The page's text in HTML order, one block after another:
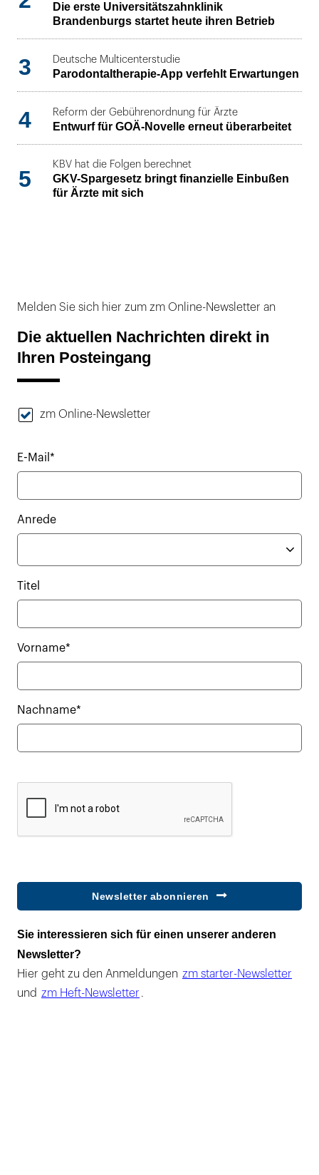
Die erste Universitätszahnklinik
Brandenburgs startet heute ihren Betrieb
3 Deutsche Multicenterstudie
Parodontaltherapie-App verfehlt Erwartungen
4 Reform der Gebührenordnung für Ärzte
Entwurf für GOÄ-Novelle erneut überarbeitet
5
KBV hat die Folgen berechnet
GKV-Spargesetz bringt finanzielle Einbußen
für Ärzte mit sich
Melden Sie sich hier zum zm Online-Newsletter an
Die aktuellen Nachrichten direkt in
Ihren Posteingang
zm Online-Newsletter
E-Mail*
Anrede
Titel
Vorname*
Nachname*
Newsletter abonnieren
Sie interessieren sich für einen unserer anderen
Newsletter?
Hier geht zu den Anmeldungen zm starter-Newsletter
und zm Heft-Newsletter .